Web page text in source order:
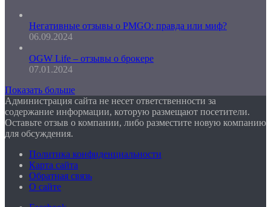
Негативные отзывы о PMGO: правда или миф?
06.09.2024
OGW Life – отзывы о брокере
07.01.2024
Показать больше
Администрация сайта не несет ответственности за
содержание информации, которую размещают посетители.
Оставьте отзыв о компании, либо разместите новую компанию
для обсуждения.
Политика конфиденциальности
Карта сайта
Обратная связь
О сайте